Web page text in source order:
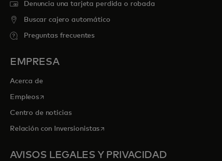
Denuncia una tarjeta perdida o robada
Buscar cajero automático
Preguntas frecuentes
EMPRESA
Acerca de
Empleosse abre en una pestaña nueva
Centro de noticias
Relación con Inversionistasse abre en una pestaña nueva
AVISOS LEGALES Y PRIVACIDAD